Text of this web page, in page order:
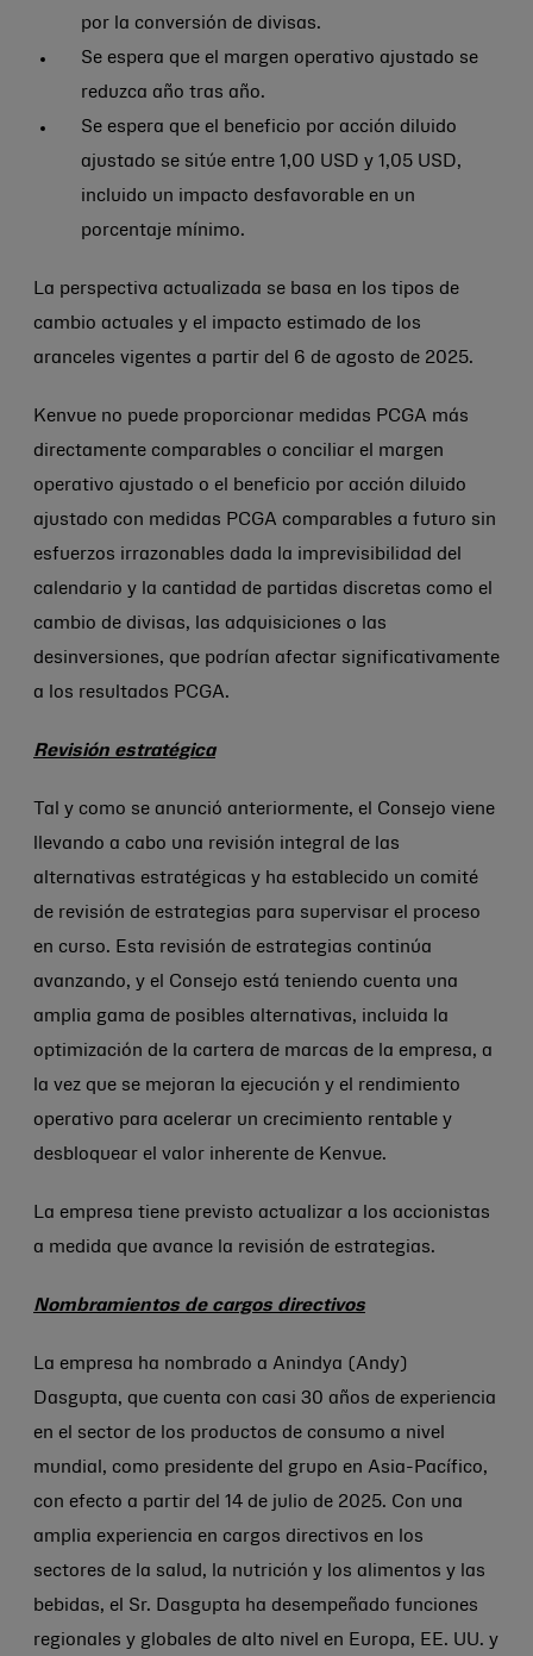
por la conversión de divisas.
Se espera que el margen operativo ajustado se
reduzca año tras año.
Se espera que el beneficio por acción diluido
ajustado se sitúe entre 1,00 USD y 1,05 USD,
incluido un impacto desfavorable en un
porcentaje mínimo.
La perspectiva actualizada se basa en los tipos de
cambio actuales y el impacto estimado de los
aranceles vigentes a partir del 6 de agosto de 2025.
Kenvue no puede proporcionar medidas PCGA más
directamente comparables o conciliar el margen
operativo ajustado o el beneficio por acción diluido
ajustado con medidas PCGA comparables a futuro sin
esfuerzos irrazonables dada la imprevisibilidad del
calendario y la cantidad de partidas discretas como el
cambio de divisas, las adquisiciones o las
desinversiones, que podrían afectar significativamente
a los resultados PCGA.
Revisión estratégica
Tal y como se anunció anteriormente, el Consejo viene
llevando a cabo una revisión integral de las
alternativas estratégicas y ha establecido un comité
de revisión de estrategias para supervisar el proceso
en curso. Esta revisión de estrategias continúa
avanzando, y el Consejo está teniendo cuenta una
amplia gama de posibles alternativas, incluida la
optimización de la cartera de marcas de la empresa, a
la vez que se mejoran la ejecución y el rendimiento
operativo para acelerar un crecimiento rentable y
desbloquear el valor inherente de Kenvue.
La empresa tiene previsto actualizar a los accionistas
a medida que avance la revisión de estrategias.
Nombramientos de cargos directivos
La empresa ha nombrado a Anindya (Andy)
Dasgupta, que cuenta con casi 30 años de experiencia
en el sector de los productos de consumo a nivel
mundial, como presidente del grupo en Asia-Pacífico,
con efecto a partir del 14 de julio de 2025. Con una
amplia experiencia en cargos directivos en los
sectores de la salud, la nutrición y los alimentos y las
bebidas, el Sr. Dasgupta ha desempeñado funciones
regionales y globales de alto nivel en Europa, EE. UU. y